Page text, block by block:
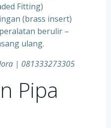
Fitting)
(brass insert)
berulir –
ulang.
| 081333273305
Pipa